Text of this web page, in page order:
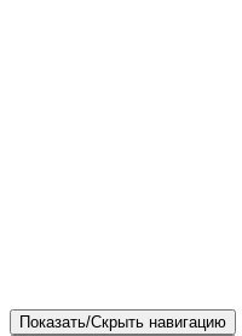
Показать/Скрыть навигацию